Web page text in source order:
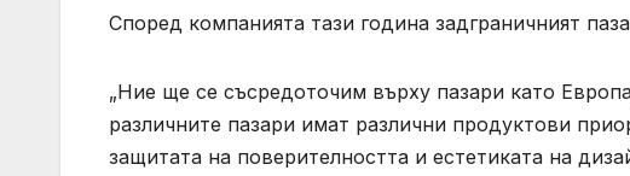
Според компанията тази година задграничният
„Ние ще се съсредоточим върху пазари като
различните пазари имат различни продуктови
защитата на поверителността и естетиката на